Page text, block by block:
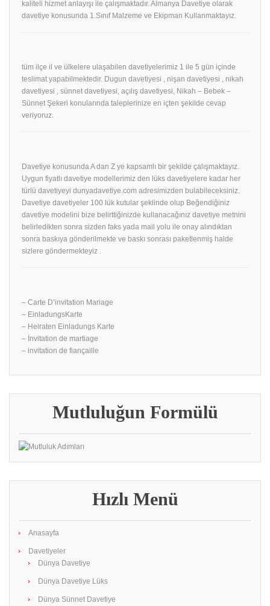
kaliteli hizmet anlayışı ile çalışmaktadır. Almanya Davetiye olarak
davetiye konusunda 1.Sınıf Malzeme ve Ekipman Kullanmaktayız.
tüm ilçe il ve ülkelere ulaşabilen davetiyelerimiz 1 ile 5 gün içinde
teslimat yapabilmektedir. Dugun davetiyesi , nişan davetiyesi , nikah
davetiyesi , sünnet davetiyesi, açılış davetiyesi, Nikah – Bebek –
Sünnet Şekeri konularında taleplerinize en içten şekilde cevap
veriyoruz.
Davetiye konusunda A dan Z ye kapsamlı bir şekilde çalışmaktayız.
Uygun fiyatlı davetiye modellerimiz den lüks davetiyelere kadar her
türlü davetiyeyi dunyadavetiye.com adresimizden bulabileceksiniz.
Davetiye davetiyeler 100 lük kutular şeklinde olup Beğendiğiniz
davetiye modelini bize belirttiğinizde kullanacağınız davetiye metnini
belirledikten sonra sizden faks yada mail yolu ile onay alındıktan
sonra baskıya gönderilmekte ve baskı sonrası paketlenmiş halde
sizlere göndermekteyiz .
– Carte D’invitation Mariage
– EinladungsKarte
– Heiraten Einladungs Karte
– İnvitation de martiage
– invitation de fiançaille
Mutluluğun Formülü
Hızlı Menü
Anasayfa
Davetiyeler
Dünya Davetiye
Dünya Davetiye Lüks
Dünya Sünnet Davetiye